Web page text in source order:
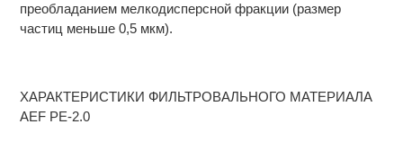
преобладанием мелкодисперсной фракции (размер
частиц меньше 0,5 мкм).
ХАРАКТЕРИСТИКИ ФИЛЬТРОВАЛЬНОГО МАТЕРИАЛА
AEF PE-2.0